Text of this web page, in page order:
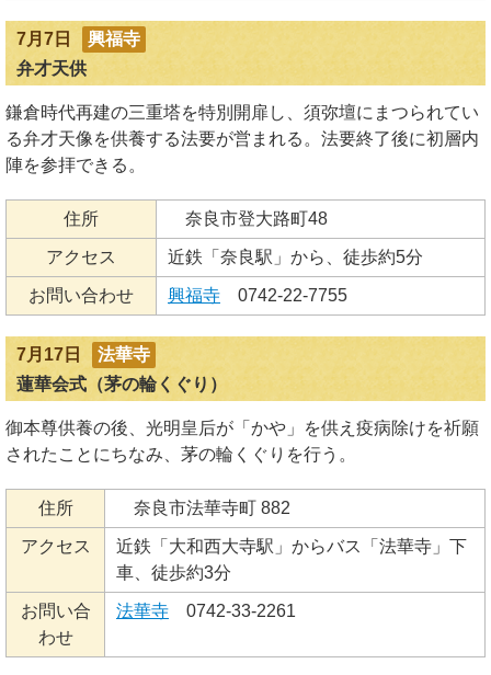
7月7日
興福寺
弁才天供
鎌倉時代再建の三重塔を特別開扉し、須弥壇にまつられてい
る弁才天像を供養する法要が営まれる。法要終了後に初層内
陣を参拝できる。
住所 奈良市登大路町48
アクセス 近鉄「奈良駅」から、徒歩約5分
お問い合わせ 興福寺 0742-22-7755
7月17日
法華寺
蓮華会式（茅の輪くぐり）
御本尊供養の後、光明皇后が「かや」を供え疫病除けを祈願
されたことにちなみ、茅の輪くぐりを行う。
住所 奈良市法華寺町 882
アクセス
近鉄「大和西大寺駅」からバス「法華寺」下
車、徒歩約3分
お問い合
わせ
法華寺 0742-33-2261